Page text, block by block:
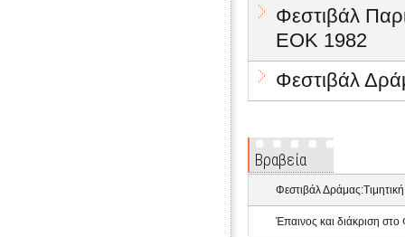
Φεστιβάλ
ΕΟΚ 1982
Φεστιβάλ
Βραβεία
Φεστιβάλ
Έπαινος και διάκριση